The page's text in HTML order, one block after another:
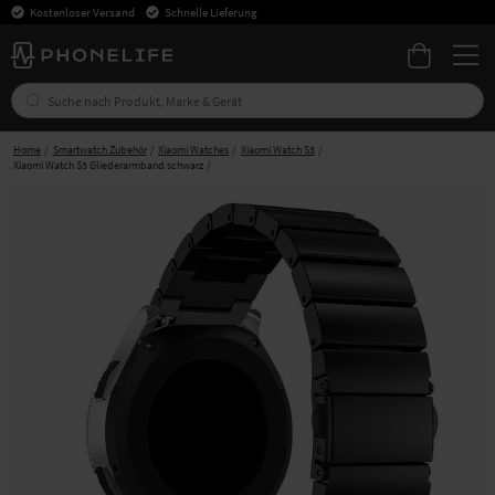
Kostenloser Versand Schnelle Lieferung
Home Smartwatch Zubehör Xiaomi Watches
Xiaomi Watch S3
Xiaomi Watch S3 Gliederarmband schwarz